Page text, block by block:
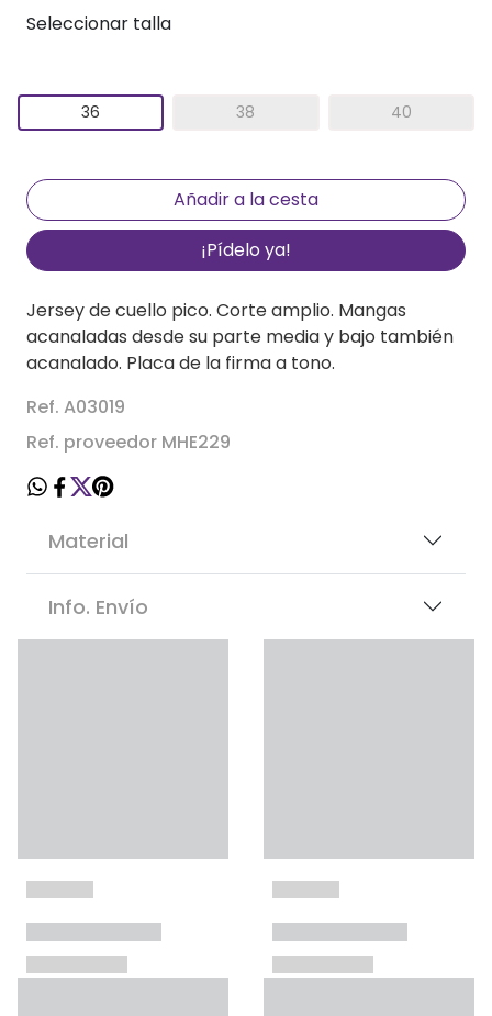
Seleccionar talla
36 38 40
¡Pídelo ya!
Jersey de cuello pico. Corte amplio. Mangas
acanaladas desde su parte media y bajo también
acanalado. Placa de la firma a tono.
Ref. A03019
Ref. proveedor MHE229
Material
Info. Envío